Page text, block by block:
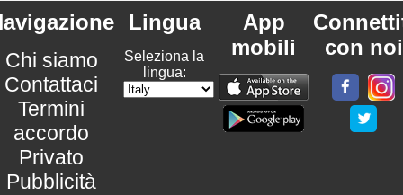
Chi siamo
Contattaci
Termini
accordo
Privato
Pubblicità
Lingua
Seleziona la
lingua:
App
mobili
con noi